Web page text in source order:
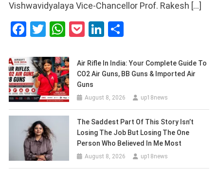
Vishwavidyalaya Vice-Chancellor Prof. Rakesh […]
Facebook
Twitter
WhatsApp
PocketLinkedIn
Air Rifle In India: Your Complete Guide To
CO2 Air Guns, BB Guns & Imported Air
Guns
August 8, 2026 up18news
The Saddest Part Of This Story Isn’t
Losing The Job But Losing The One
Person Who Believed In Me Most
August 8, 2026 up18news